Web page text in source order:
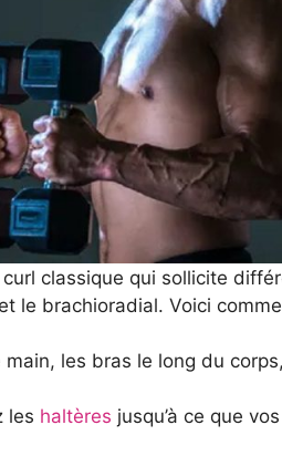
classique qui sollicite
le brachioradial. Voici
les bras le long du
les haltères jusqu’à ce que